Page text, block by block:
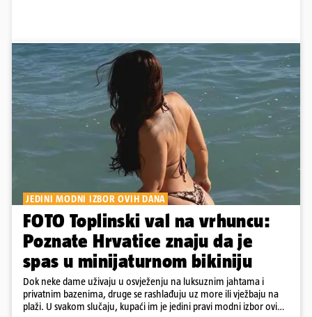
JEDINI MODNI IZBOR OVIH DANA
FOTO Toplinski val na vrhuncu:
Poznate Hrvatice znaju da je
spas u minijaturnom bikiniju
Dok neke dame uživaju u osvježenju na luksuznim jahtama i
privatnim bazenima, druge se rashlađuju uz more ili vježbaju na
plaži. U svakom slučaju, kupaći im je jedini pravi modni izbor ovih